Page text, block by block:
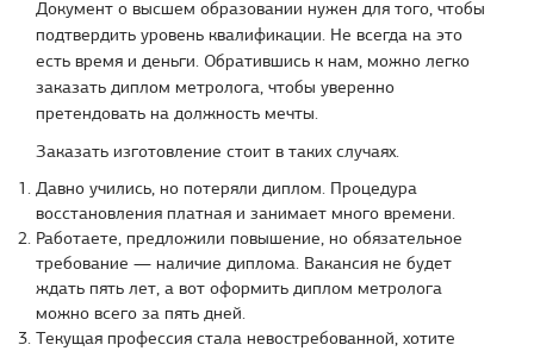
Документ о высшем образовании нужен для того, чтобы
подтвердить уровень квалификации. Не всегда на это
есть время и деньги. Обратившись к нам, можно легко
заказать диплом метролога, чтобы уверенно
претендовать на должность мечты.
Заказать изготовление стоит в таких случаях.
Давно учились, но потеряли диплом. Процедура
восстановления платная и занимает много времени.
Работаете, предложили повышение, но обязательное
требование — наличие диплома. Вакансия не будет
ждать пять лет, а вот оформить диплом метролога
можно всего за пять дней.
Текущая профессия стала невостребованной, хотите